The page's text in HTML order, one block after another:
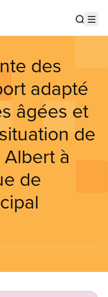
des
adapté
âgées et
de
à
de